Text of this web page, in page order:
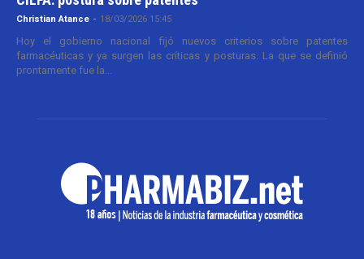
Christian Atance - 18/03/2026 15:45
Hoy el gobierno nacional fijó nuevos criterios sobre patentes
farmacéuticas y ya surgen las críticas y posturas. La que se definió
prontamente fue la...